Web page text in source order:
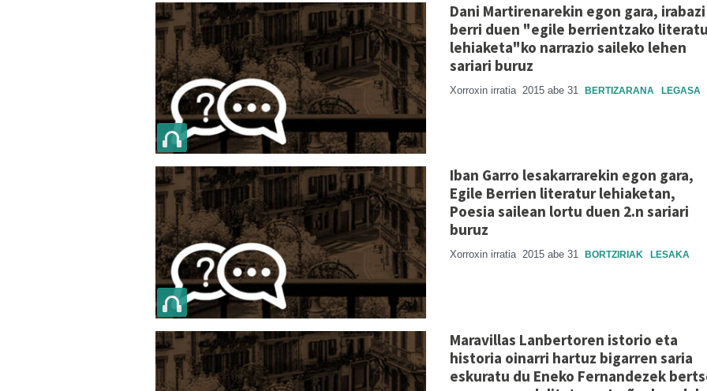
Dani Martirenarekin egon gara, irabazi
berri duen "egile berrientzako
lehiaketa"ko narrazio saileko lehen
sariari buruz
Xorroxin irratia 2015 abe 31 BERTIZARANA LEGASA
Iban Garro lesakarrarekin egon gara,
Egile Berrien literatur lehiaketan,
Poesia sailean lortu duen 2.n sariari
buruz
Xorroxin irratia 2015 abe 31 BORTZIRIAK LESAKA
Maravillas Lanbertoren istorio eta
historia oinarri hartuz bigarren saria
eskuratu du Eneko Fernandezek